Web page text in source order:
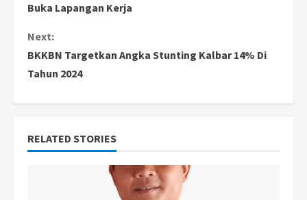
n
t
i
n
u
e
Buka Lapangan Kerja
Next:
BKKBN Targetkan Angka Stunting Kalbar 14% Di
Tahun 2024
RELATED STORIES